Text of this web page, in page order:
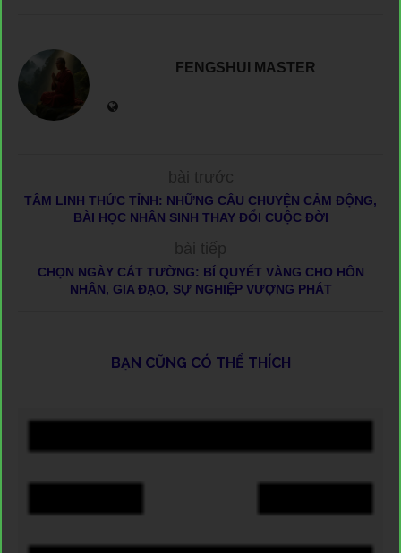
FENGSHUI MASTER
bài trước
TÂM LINH THỨC TỈNH: NHỮNG CÂU CHUYỆN CẢM ĐỘNG,
BÀI HỌC NHÂN SINH THAY ĐỔI CUỘC ĐỜI
bài tiếp
CHỌN NGÀY CÁT TƯỜNG: BÍ QUYẾT VÀNG CHO HÔN
NHÂN, GIA ĐẠO, SỰ NGHIỆP VƯỢNG PHÁT
BẠN CŨNG CÓ THỂ THÍCH